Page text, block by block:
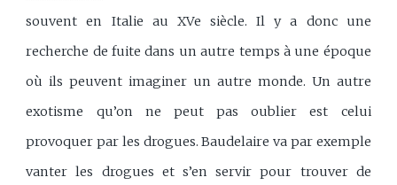
souvent en Italie au XVe siècle. Il y a donc une
recherche de fuite dans un autre temps à une époque
où ils peuvent imaginer un autre monde. Un autre
exotisme qu’on ne peut pas oublier est celui
provoquer par les drogues. Baudelaire va par exemple
vanter les drogues et s’en servir pour trouver de